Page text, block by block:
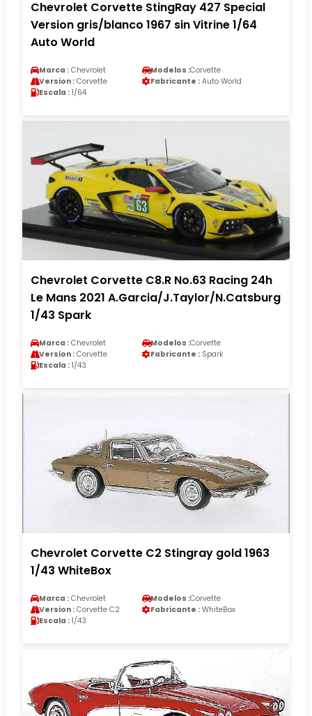
Chevrolet Corvette StingRay 427 Special
Version gris/blanco 1967 sin Vitrine 1/64
Auto World
Marca : Chevrolet Modelos :Corvette
Version : Corvette Fabricante : Auto World
Escala : 1/64
Chevrolet Corvette C8.R No.63 Racing 24h
Le Mans 2021 A.Garcia/J.Taylor/N.Catsburg
1/43 Spark
Marca : Chevrolet Modelos :Corvette
Version : Corvette Fabricante : Spark
Escala : 1/43
Chevrolet Corvette C2 Stingray gold 1963
1/43 WhiteBox
Marca : Chevrolet Modelos :Corvette
Version : Corvette C2 Fabricante : WhiteBox
Escala : 1/43